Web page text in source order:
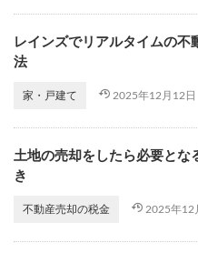
レインズでリアルタイムの不
法
家・戸建て 2025年12月12日
土地の売却をしたら必要とな
き
不動産売却の税金 2025年12